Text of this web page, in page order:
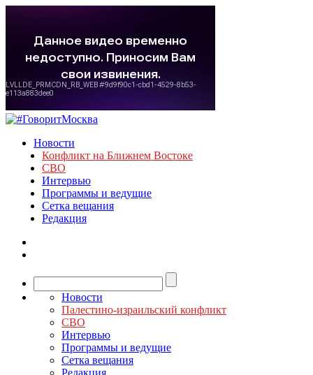
Новости
Конфликт на Ближнем Востоке
СВО
Интервью
Программы и ведущие
Сетка вещания
Редакция
Новости
Палестино-израильский конфликт
СВО
Интервью
Программы и ведущие
Сетка вещания
Редакция